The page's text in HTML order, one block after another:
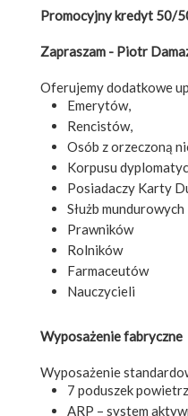
Promocyjny kredyt 50/
Zapraszam - Piotr
Oferujemy dodatkowe
Emerytów,
Rencistów,
Osób z orzeczoną
Korpusu
Posiadaczy Karty
Służb mundurowych
Prawników
Rolników
Farmaceutów
Nauczycieli
Wyposażenie fabryczne
Wyposażenie
7 poduszek
ARP – system